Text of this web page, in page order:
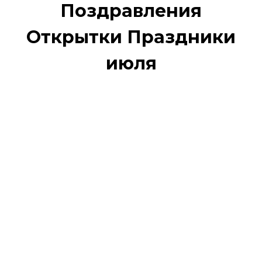
Поздравления
Открытки Праздники
июля